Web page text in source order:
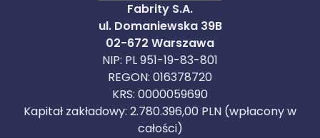
Fabrity S.A.
ul. Domaniewska 39B
02-672 Warszawa
NIP: PL 951-19-83-801
REGON: 016378720
KRS: 0000059690
Kapitał zakładowy: 2.780.396,00 PLN (wpłacony w
całości)